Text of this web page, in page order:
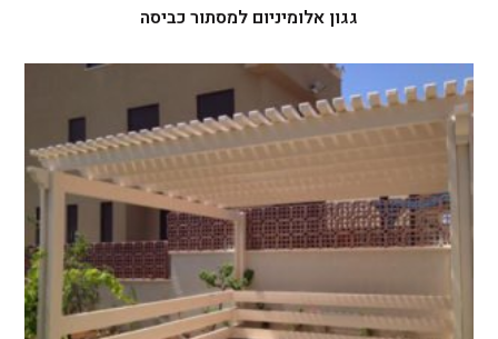
גגון אלומיניום למסתור כביסה